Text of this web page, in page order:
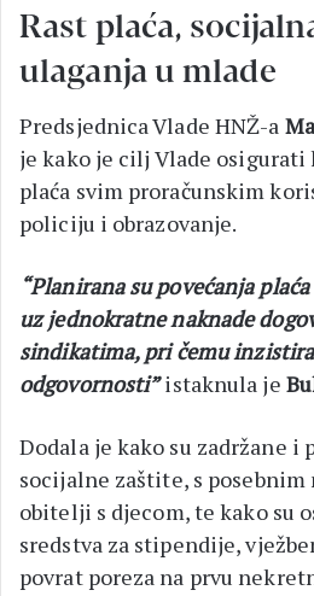
Rast plaća,
ulaganja u mlade
Predsjednica Vlade HNŽ-a
je kako je cilj Vlade
plaća svim proračunskim
policiju i obrazovanje.
“Planirana su povećanja
uz jednokratne naknade
sindikatima, pri čemu
odgovornosti”istaknula je
Dodala je kako su zadržane i
socijalne zaštite, s posebnim
obitelji s djecom, te kako su
sredstva za stipendije,
povrat poreza na prvu